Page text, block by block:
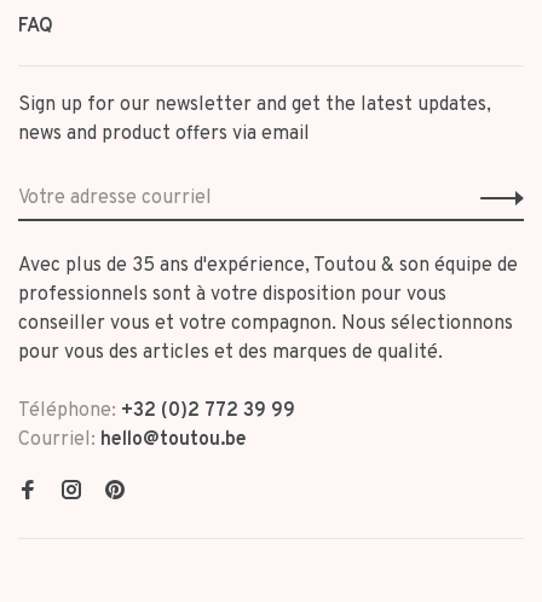
FAQ
Sign up for our newsletter and get the latest updates,
news and product offers via email
Avec plus de 35 ans d'expérience, Toutou & son équipe de
professionnels sont à votre disposition pour vous
conseiller vous et votre compagnon. Nous sélectionnons
pour vous des articles et des marques de qualité.
Téléphone: +32 (0)2 772 39 99
Courriel: hello@toutou.be